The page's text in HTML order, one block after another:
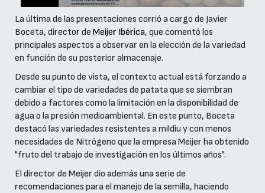
La última de las presentaciones corrió a cargo de Javier
Boceta, director de Meijer Ibérica, que comentó los
principales aspectos a observar en la elección de la variedad
en función de su posterior almacenaje.
Desde su punto de vista, el contexto actual está forzando a
cambiar el tipo de variedades de patata que se siembran
debido a factores como la limitación en la disponibilidad de
agua o la presión medioambiental. En este punto, Boceta
destacó las variedades resistentes a mildiu y con menos
necesidades de Nitrógeno que la empresa Meijer ha obtenido
"fruto del trabajo de investigación en los últimos años".
El director de Meijer dio además una serie de
recomendaciones para el manejo de la semilla, haciendo